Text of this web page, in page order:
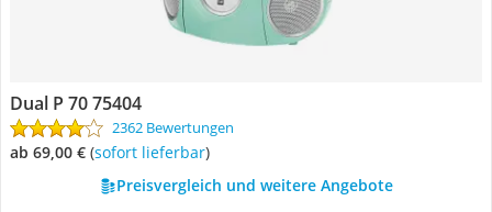
Dual P 70 75404
2362 Bewertungen
ab 69,00 € ( Sofort lieferbar)
Preisvergleich und weitere Angebote